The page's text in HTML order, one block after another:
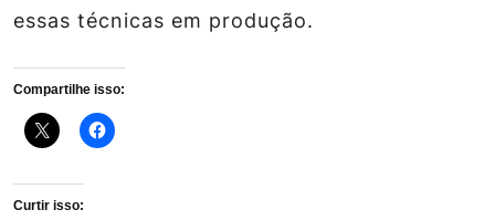
essas técnicas em produção.
Compartilhe isso:
Curtir isso: